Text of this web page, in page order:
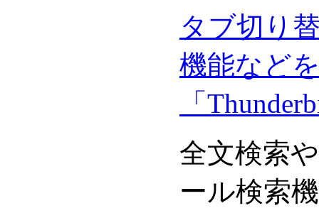
タブ切り
機能など
「
全文検索
ール検索